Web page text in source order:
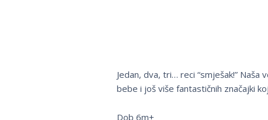
Jedan, dva, tri… reci “smješak!” Naša
bebe i još više fantastičnih značajki
Dob 6m+